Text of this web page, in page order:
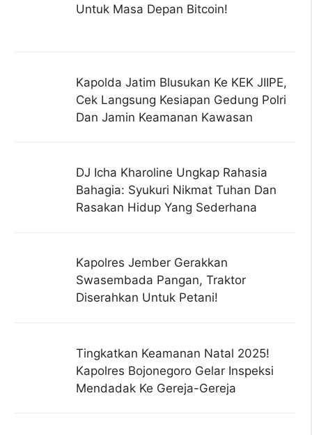
Untuk Masa Depan Bitcoin!
Kapolda Jatim Blusukan Ke KEK JIIPE,
Cek Langsung Kesiapan Gedung Polri
Dan Jamin Keamanan Kawasan
DJ Icha Kharoline Ungkap Rahasia
Bahagia: Syukuri Nikmat Tuhan Dan
Rasakan Hidup Yang Sederhana
Kapolres Jember Gerakkan
Swasembada Pangan, Traktor
Diserahkan Untuk Petani!
Tingkatkan Keamanan Natal 2025!
Kapolres Bojonegoro Gelar Inspeksi
Mendadak Ke Gereja-Gereja